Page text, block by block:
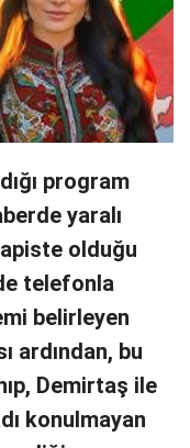
program
yaralı
olduğu
telefonla
belirleyen
ardından, bu
Demirtaş ile
konulmayan